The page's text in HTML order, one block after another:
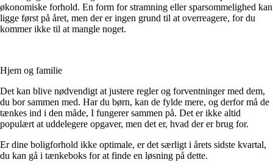
økonomiske forhold. En form for stramning eller sparsommelighed kan
ligge først på året, men der er ingen grund til at overreagere, for du
kommer ikke til at mangle noget.
Hjem og familie
Det kan blive nødvendigt at justere regler og forventninger med dem,
du bor sammen med. Har du børn, kan de fylde mere, og derfor må de
tænkes ind i den måde, I fungerer sammen på. Det er ikke altid
populært at uddelegere opgaver, men det er, hvad der er brug for.
Er dine boligforhold ikke optimale, er det særligt i årets sidste kvartal,
du kan gå i tænkeboks for at finde en løsning på dette.